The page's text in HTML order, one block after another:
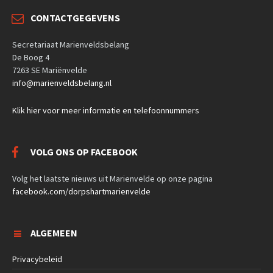
CONTACTGEGEVENS
Secretariaat Marienveldsbelang
De Boog 4
7263 SE Mariënvelde
info@marienveldsbelang.nl
Klik hier voor meer informatie en telefoonnummers
VOLG ONS OP FACEBOOK
Volg het laatste nieuws uit Marienvelde op onze pagina
facebook.com/dorpshartmarienvelde
ALGEMEEN
Privacybeleid